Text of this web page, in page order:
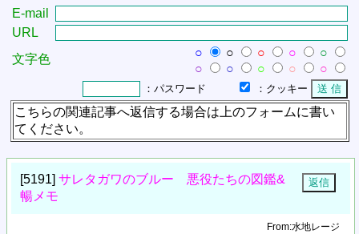
E-mail
URL
文字色
○ ○ ○ ○
○
○
○ ○ ○ ○
：パスワード ：クッキー
こちらの関連記事へ返信する場合は上のフォームに書い
てください。
[5191] サレタガワのブルー 悪役たちの図鑑&
暢メモ
From:水地レージ